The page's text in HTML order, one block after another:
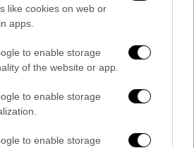
like cookies on web or
apps.
to enable storage
of the website or app.
to enable storage
to enable storage
Φρουρών της
αμερικανικές βάσεις
αμερικανική